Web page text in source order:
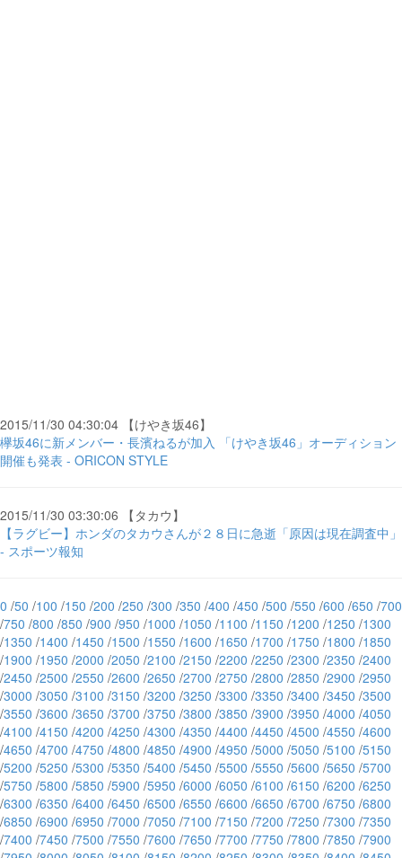
2015/11/30 04:30:04 【けやき坂46】
欅坂46に新メンバー・長濱ねるが加入 「けやき坂46」オーディション
開催も発表 - ORICON STYLE
2015/11/30 03:30:06 【タカウ】
【ラグビー】ホンダのタカウさんが２８日に急逝「原因は現在調査中」
- スポーツ報知
0 /50 /100 /150 /200 /250 /300 /350 /400 /450 /500 /550 /600 /650 /700
/750 /800 /850 /900 /950 /1000 /1050 /1100 /1150 /1200 /1250 /1300
/1350 /1400 /1450 /1500 /1550 /1600 /1650 /1700 /1750 /1800 /1850
/1900 /1950 /2000 /2050 /2100 /2150 /2200 /2250 /2300 /2350 /2400
/2450 /2500 /2550 /2600 /2650 /2700 /2750 /2800 /2850 /2900 /2950
/3000 /3050 /3100 /3150 /3200 /3250 /3300 /3350 /3400 /3450 /3500
/3550 /3600 /3650 /3700 /3750 /3800 /3850 /3900 /3950 /4000 /4050
/4100 /4150 /4200 /4250 /4300 /4350 /4400 /4450 /4500 /4550 /4600
/4650 /4700 /4750 /4800 /4850 /4900 /4950 /5000 /5050 /5100 /5150
/5200 /5250 /5300 /5350 /5400 /5450 /5500 /5550 /5600 /5650 /5700
/5750 /5800 /5850 /5900 /5950 /6000 /6050 /6100 /6150 /6200 /6250
/6300 /6350 /6400 /6450 /6500 /6550 /6600 /6650 /6700 /6750 /6800
/6850 /6900 /6950 /7000 /7050 /7100 /7150 /7200 /7250 /7300 /7350
/7400 /7450 /7500 /7550 /7600 /7650 /7700 /7750 /7800 /7850 /7900